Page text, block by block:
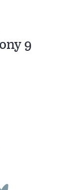
9